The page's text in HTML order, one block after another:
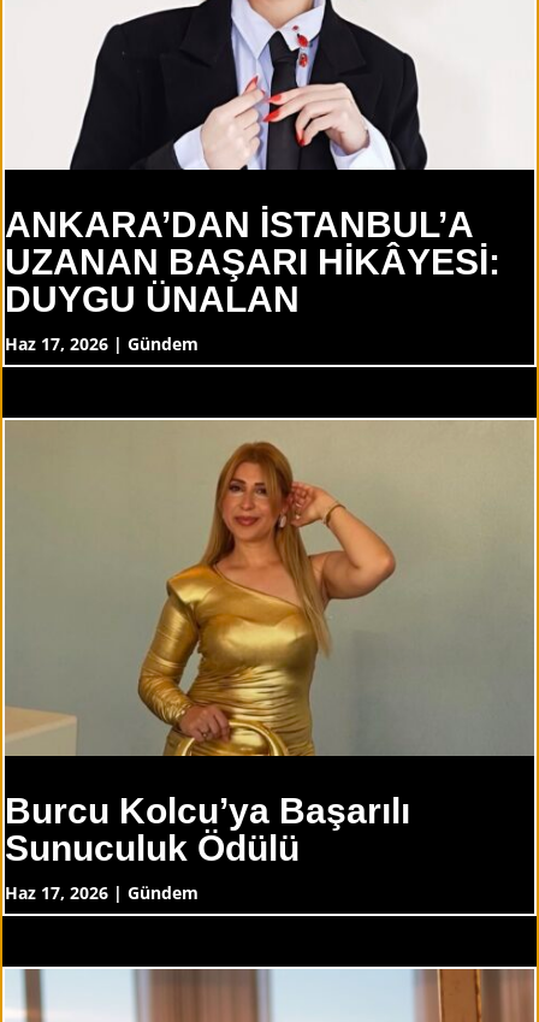
ANKARA’DAN İSTANBUL’A
UZANAN BAŞARI HİKÂYESİ:
DUYGU ÜNALAN
Haz 17, 2026 | Gündem
Burcu Kolcu’ya Başarılı
Sunuculuk Ödülü
Haz 17, 2026 | Gündem